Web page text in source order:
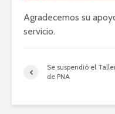
Agradecemos su
servicio.
Se suspendió el
de PNA